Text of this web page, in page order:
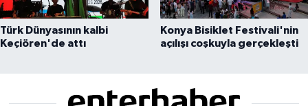
Türk Dünyasının kalbi
Keçiören'de attı
Konya Bisiklet Festivali'nin
açılışı coşkuyla gerçekleşti